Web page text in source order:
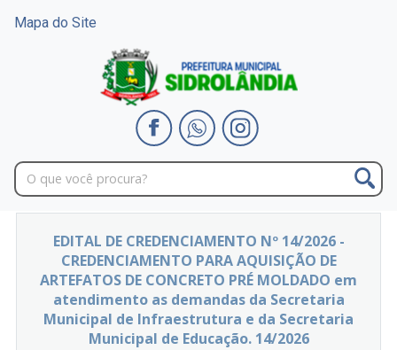
Mapa do Site
EDITAL DE CREDENCIAMENTO Nº 14/2026 -
CREDENCIAMENTO PARA AQUISIÇÃO DE
ARTEFATOS DE CONCRETO PRÉ MOLDADO em
atendimento as demandas da Secretaria
Municipal de Infraestrutura e da Secretaria
Municipal de Educação. 14/2026